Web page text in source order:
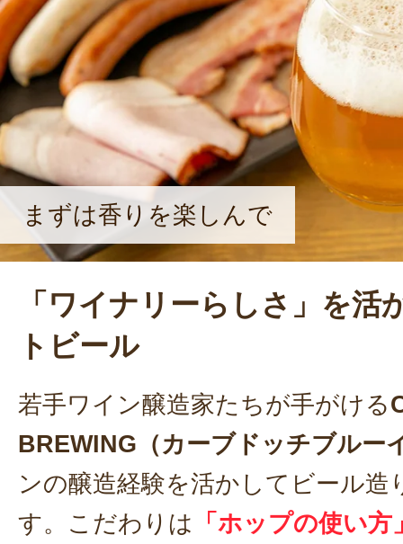
心溢れるワインも登場。「新潟のワ
方に知ってもらいたい。ワイン産地
うイメージになるといいな」と、少
しで語ってくれた。
まずは香りを楽しんで
「ワイナリーらしさ」を活
トビール
若手ワイン醸造家たちが手がける
BREWING（カーブドッチブルー
ンの醸造経験を活かしてビール造
す。こだわりは 「ホップの使い方